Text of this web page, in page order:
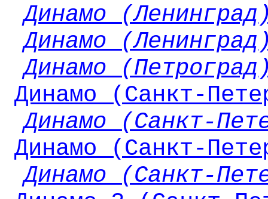
Динамо
Динамо
Динамо
Динамо (Санкт-
Динамо (Санкт-
Динамо (Санкт-
Динамо (Санкт-